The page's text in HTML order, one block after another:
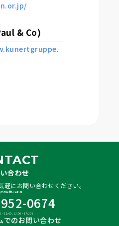
& Co)
合わせ
にお問い合わせください。
でのお問い合わせ
0674
– 12:00, 13:00 – 17:30 )
でのお問い合わせ